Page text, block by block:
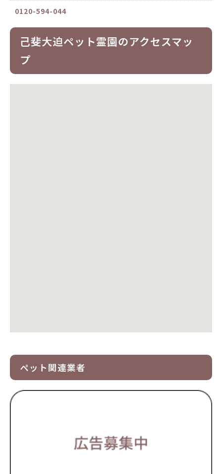
0120-594-044
己斐大迫ペット霊園のアクセスマッ
プ
ペット関連業者